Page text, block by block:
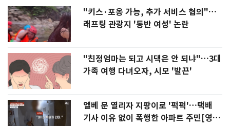
"키스·포옹 가능, 추가 서비스 협의"…
래프팅 관광지 '동반 여성' 논란
"친정엄마는 되고 시댁은 안 되냐"…3대
가족 여행 다녀오자, 시모 '발끈'
엘베 문 열리자 지팡이로 '퍽퍽'…택배
기사 이유 없이 폭행한 아파트 주민[영